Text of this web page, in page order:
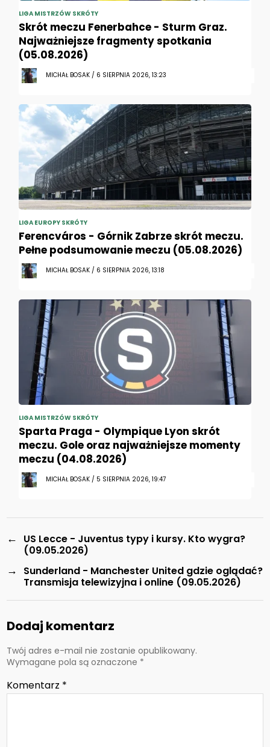
LIGA MISTRZÓW SKRÓTY
Skrót meczu Fenerbahce - Sturm Graz.
Najważniejsze fragmenty spotkania
(05.08.2026)
MICHAŁ BOSAK / 6 SIERPNIA 2026, 13:23
LIGA EUROPY SKRÓTY
Ferencváros - Górnik Zabrze skrót meczu.
Pełne podsumowanie meczu (05.08.2026)
MICHAŁ BOSAK / 6 SIERPNIA 2026, 13:18
LIGA MISTRZÓW SKRÓTY
Sparta Praga - Olympique Lyon skrót
meczu. Gole oraz najważniejsze momenty
meczu (04.08.2026)
MICHAŁ BOSAK / 5 SIERPNIA 2026, 19:47
←
US Lecce - Juventus typy i kursy. Kto wygra?
(09.05.2026)
→
Sunderland - Manchester United gdzie oglądać?
Transmisja telewizyjna i online (09.05.2026)
Dodaj komentarz
Twój adres e-mail nie zostanie opublikowany.
Wymagane pola są oznaczone *
Komentarz *